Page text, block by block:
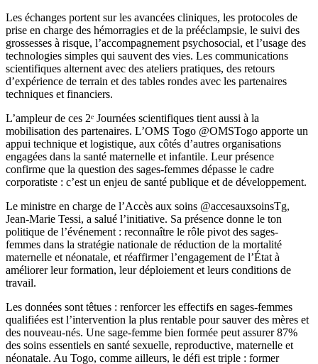
Les échanges portent sur les avancées cliniques, les protocoles de
prise en charge des hémorragies et de la prééclampsie, le suivi des
grossesses à risque, l’accompagnement psychosocial, et l’usage des
technologies simples qui sauvent des vies. Les communications
scientifiques alternent avec des ateliers pratiques, des retours
d’expérience de terrain et des tables rondes avec les partenaires
techniques et financiers.
L’ampleur de ces 2ᵉ Journées scientifiques tient aussi à la
mobilisation des partenaires. L’OMS Togo @OMSTogo apporte un
appui technique et logistique, aux côtés d’autres organisations
engagées dans la santé maternelle et infantile. Leur présence
confirme que la question des sages-femmes dépasse le cadre
corporatiste : c’est un enjeu de santé publique et de développement.
Le ministre en charge de l’Accès aux soins @accesauxsoinsTg,
Jean-Marie Tessi, a salué l’initiative. Sa présence donne le ton
politique de l’événement : reconnaître le rôle pivot des sages-
femmes dans la stratégie nationale de réduction de la mortalité
maternelle et néonatale, et réaffirmer l’engagement de l’État à
améliorer leur formation, leur déploiement et leurs conditions de
travail.
Les données sont têtues : renforcer les effectifs en sages-femmes
qualifiées est l’intervention la plus rentable pour sauver des mères et
des nouveau-nés. Une sage-femme bien formée peut assurer 87%
des soins essentiels en santé sexuelle, reproductive, maternelle et
néonatale. Au Togo, comme ailleurs, le défi est triple : former